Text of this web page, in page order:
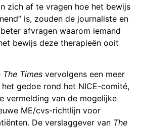
zich af te vragen hoe het bewijs
is, zouden de journaliste en
afvragen waarom iemand
bewijs deze therapieën ooit
The Times vervolgens een meer
gedoe rond het NICE-comité,
vermelding van de mogelijke
ME/cvs-richtlijn voor
De verslaggever van The